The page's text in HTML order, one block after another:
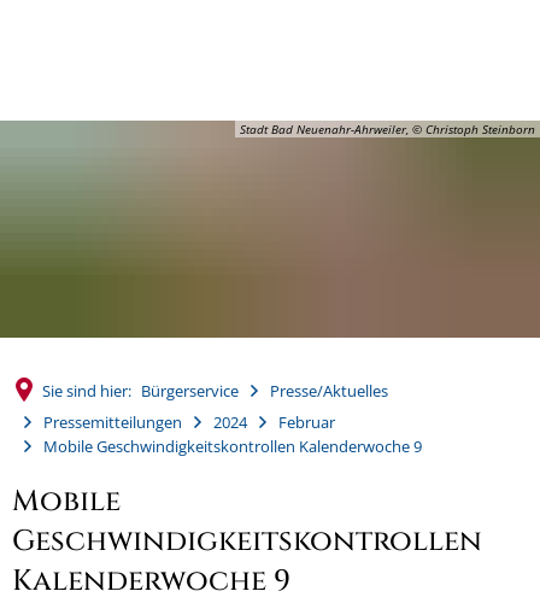
Stadt Bad Neuenahr-Ahrweiler, © Christoph Steinborn
Sie sind hier: Bürgerservice
Presse/Aktuelles
Pressemitteilungen
2024
Februar
Mobile Geschwindigkeitskontrollen Kalenderwoche 9
Mobile
Geschwindigkeitskontrollen
Kalenderwoche 9